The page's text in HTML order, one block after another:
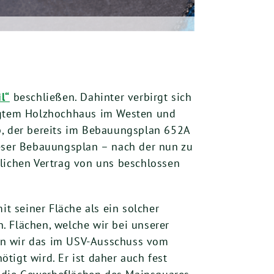
beschließen. Dahinter verbirgt sich
Holzhochhaus im Westen und
der bereits im Bebauungsplan 652A
Bebauungsplan – nach der nun zu
Vertrag von uns beschlossen
seiner Fläche als ein solcher
Flächen, welche wir bei unserer
das im USV-Ausschuss vom
wird. Er ist daher auch fest